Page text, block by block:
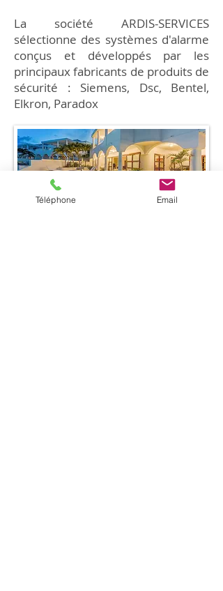
La société ARDIS-SERVICES
sélectionne des systèmes d'alarme
conçus et développés par les
principaux fabricants de produits de
sécurité : Siemens, Dsc, Bentel,
Elkron, Paradox
Téléphone Email